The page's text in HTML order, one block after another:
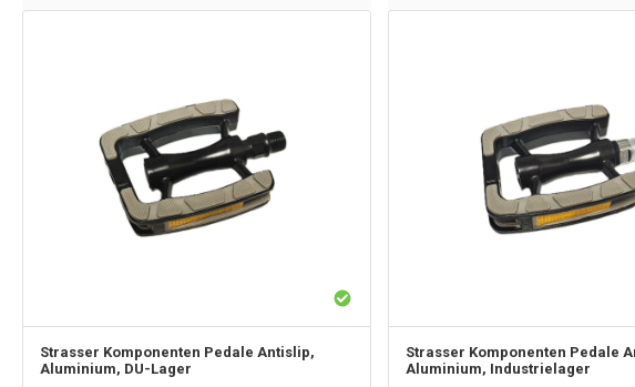
Strasser Komponenten Pedale Antislip,
Aluminium, DU-Lager
Strasser Komponenten Pedale
Aluminium, Industrielager